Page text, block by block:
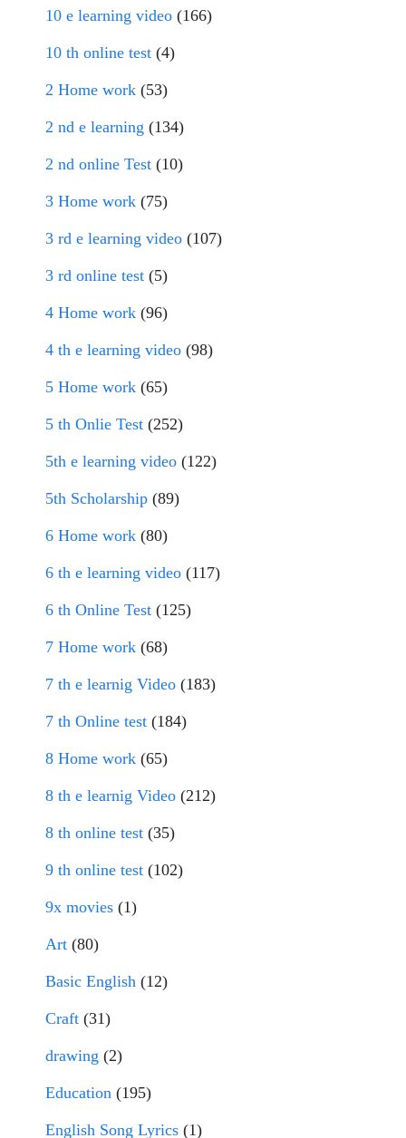
10 e learning video (166)
10 th online test (4)
2 Home work (53)
2 nd e learning (134)
2 nd online Test (10)
3 Home work (75)
3 rd e learning video (107)
3 rd online test (5)
4 Home work (96)
4 th e learning video (98)
5 Home work (65)
5 th Onlie Test (252)
5th e learning video (122)
5th Scholarship (89)
6 Home work (80)
6 th e learning video (117)
6 th Online Test (125)
7 Home work (68)
7 th e learnig Video (183)
7 th Online test (184)
8 Home work (65)
8 th e learnig Video (212)
8 th online test (35)
9 th online test (102)
9x movies (1)
Art (80)
Basic English (12)
Craft (31)
drawing (2)
Education (195)
English Song Lyrics (1)